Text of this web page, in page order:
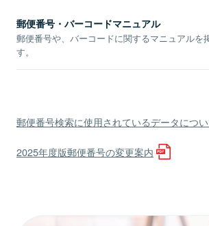
郵便番号・バーコードマニュアル
郵便番号や、バーコードに関するマニュアルを
す。
郵便番号検索に使用されているデータにつ
2025年度版郵便番号の変更案内